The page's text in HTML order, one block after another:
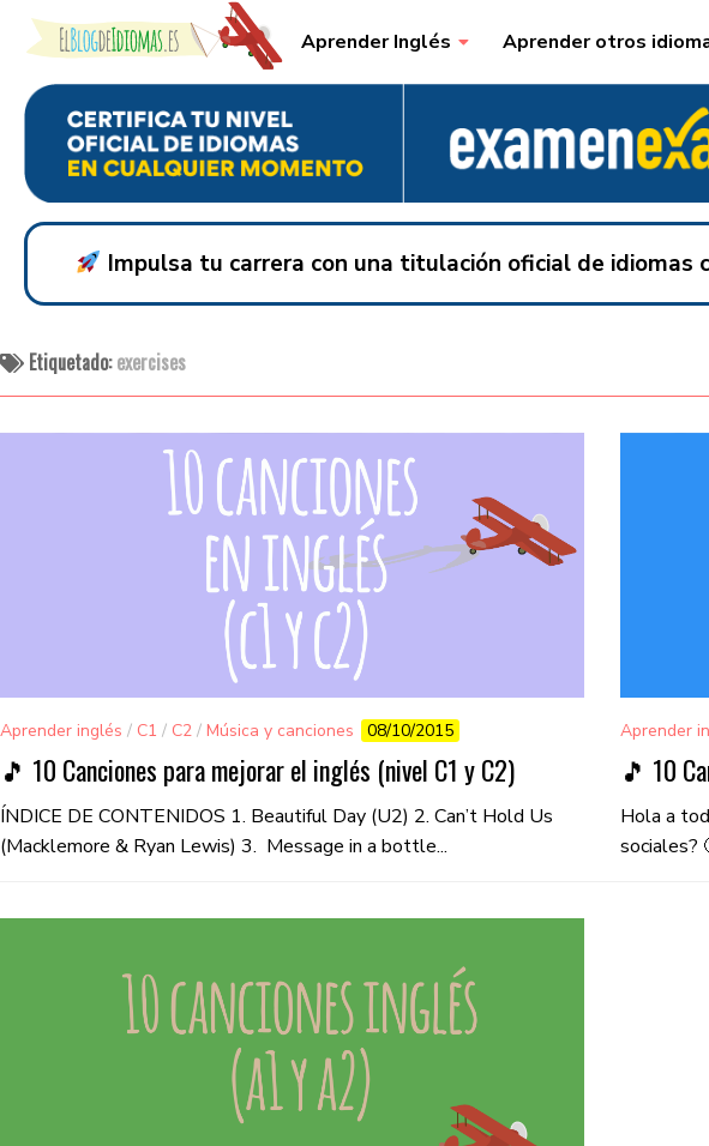
Skip to content Aprender Inglés Aprender otros
Impulsa tu carrera con una titulación oficial de idiomas
Etiquetado:exercises
Aprender inglés / C1 / C2 / Música y canciones 08/10/2015
🎵 10 Canciones para mejorar el inglés (nivel C1 y C2)
ÍNDICE DE CONTENIDOS 1. Beautiful Day (U2) 2. Can’t Hold Us
(Macklemore & Ryan Lewis) 3. Message in a bottle...
Aprender
🎵 10
Hola a
sociales?